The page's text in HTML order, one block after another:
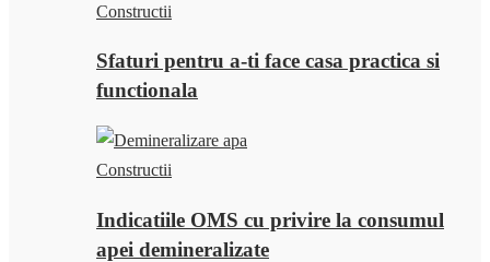
Constructii
Sfaturi pentru a-ti face casa practica si
functionala
Constructii
Indicatiile OMS cu privire la consumul
apei demineralizate